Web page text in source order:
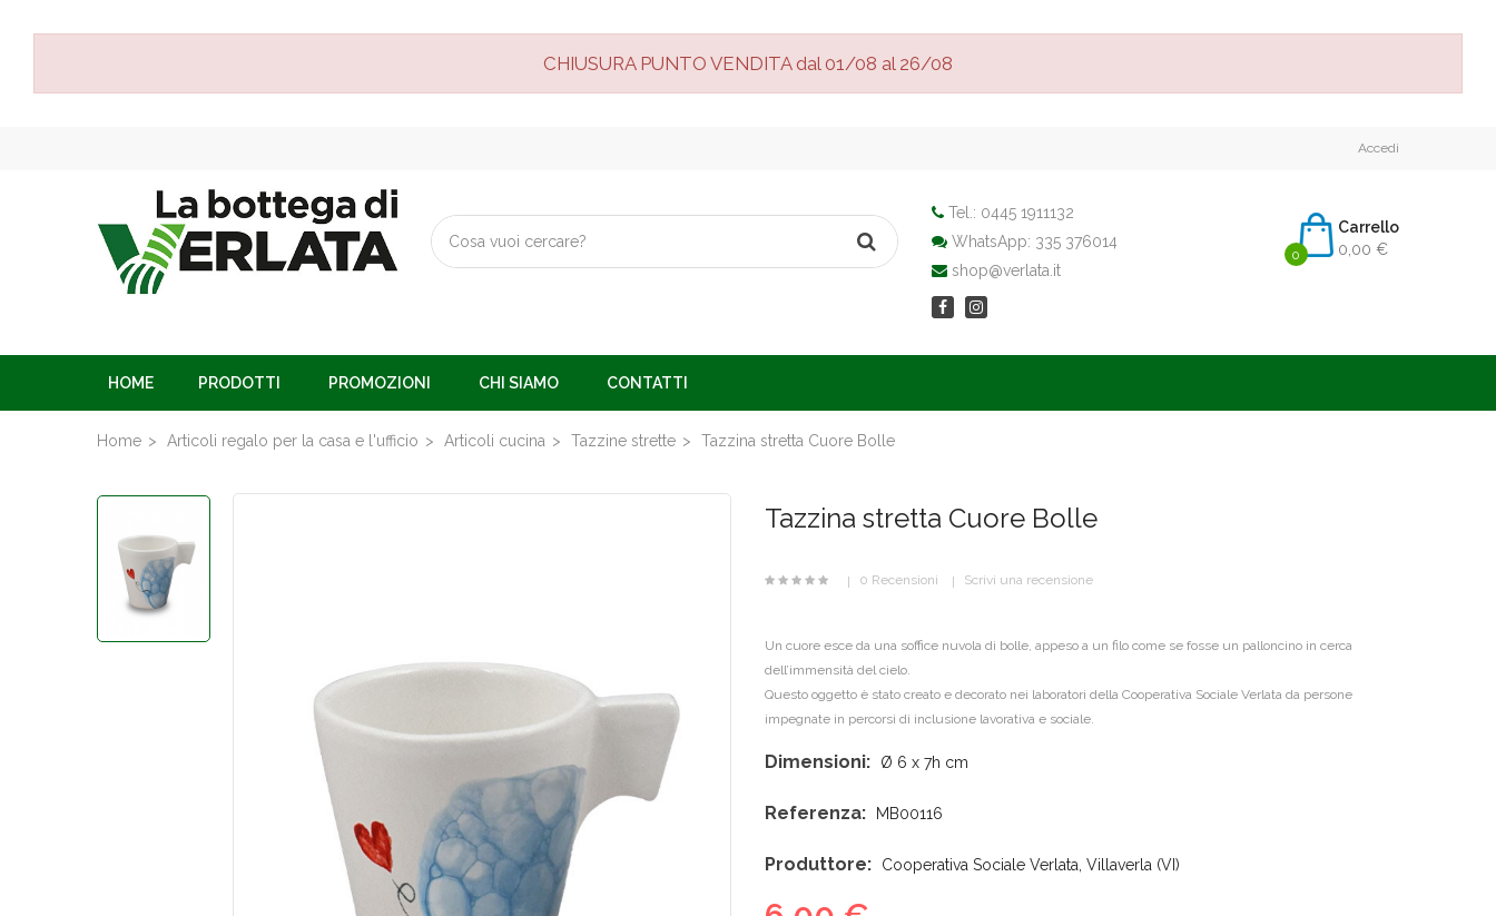
CHIUSURA PUNTO VENDITA dal 01/08 al 26/08
Accedi
Tel.: 0445 1911132
WhatsApp: 335 376014
shop@verlata.it
Carrello
0,00 €
0
HOME PRODOTTI PROMOZIONI CHI SIAMO CONTATTI
Home Articoli regalo per la casa e l'ufficio Articoli cucina Tazzine strette Tazzina stretta Cuore Bolle
Tazzina stretta Cuore Bolle
0 Recensioni Scrivi una recensione
Un cuore esce da una soffice nuvola di bolle, appeso a un filo come se fosse un palloncino in cerca
dell’immensità del cielo.
Questo oggetto è stato creato e decorato nei laboratori della Cooperativa Sociale Verlata da persone
impegnate in percorsi di inclusione lavorativa e sociale.
Dimensioni: Ø 6 x 7h cm
Referenza: MB00116
Produttore: Cooperativa Sociale Verlata, Villaverla (VI)